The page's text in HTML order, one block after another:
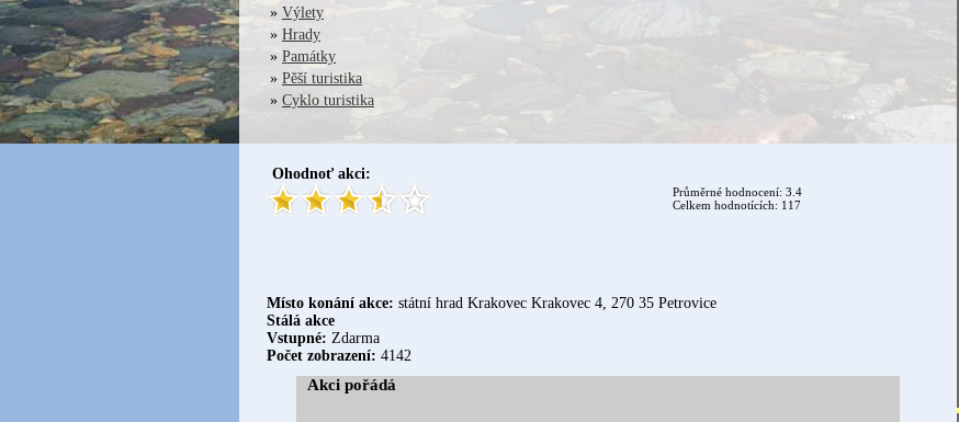
» Výlety
» Hrady
» Památky
» Pěší turistika
» Cyklo turistika
Ohodnoť akci:
Průměrné hodnocení: 3.4
Celkem hodnotících: 117
Místo konání akce: státní hrad Krakovec Krakovec 4, 270 35 Petrovice
Stálá akce
Vstupné: Zdarma
Počet zobrazení: 4142
Akci pořádá